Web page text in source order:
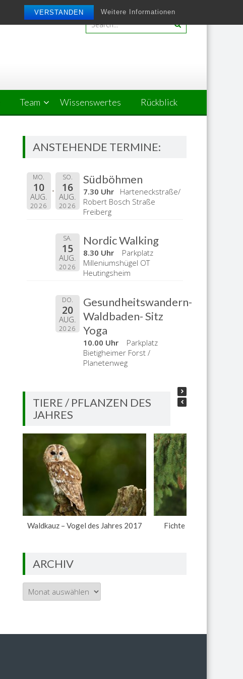
VERSTANDEN Weitere Informationen
Team Wissenswertes Rückblick
ANSTEHENDE TERMINE:
MO.
10
AUG.
2026
SO.
16
AUG.
2026
Südböhmen
7.30 Uhr
Harteneckstraße/
Robert Bosch Straße
Freiberg
SA.
15
AUG.
2026
Nordic Walking
8.30 Uhr
Parkplatz
Milleniumshügel OT
Heutingsheim
DO.
20
AUG.
2026
Gesundheitswandern-
Waldbaden- Sitz
Yoga
10.00 Uhr
Parkplatz
Bietigheimer Forst /
Planetenweg
TIERE / PFLANZEN DES
JAHRES
Waldkauz – Vogel des Jahres 2017 Fichte – Baum des
ARCHIV
Archiv